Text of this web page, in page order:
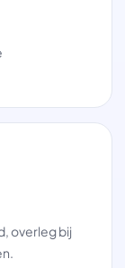
overleg bij